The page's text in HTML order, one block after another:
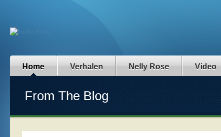
Home Verhalen Nelly Rose Video
From The Blog